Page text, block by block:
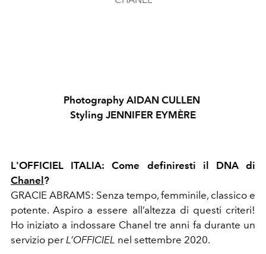
Photography AIDAN CULLEN
Styling JENNIFER EYMÈRE
L'OFFICIEL ITALIA:Come definiresti il DNA di
Chanel ?
GRACIE ABRAMS: Senza tempo, femminile, classico e
potente. Aspiro a essere all’altezza di questi criteri!
Ho iniziato a indossare Chanel tre anni fa durante un
servizio per L’OFFICIEL nel settembre 2020.